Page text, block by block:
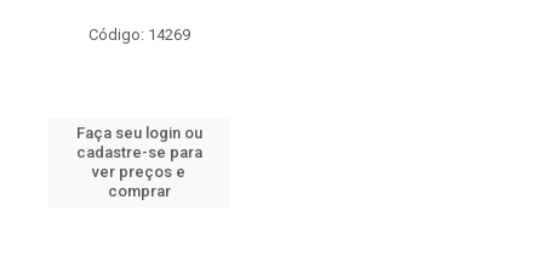
Código: 14269
Faça seu login ou
cadastre-se para
ver preços e
comprar